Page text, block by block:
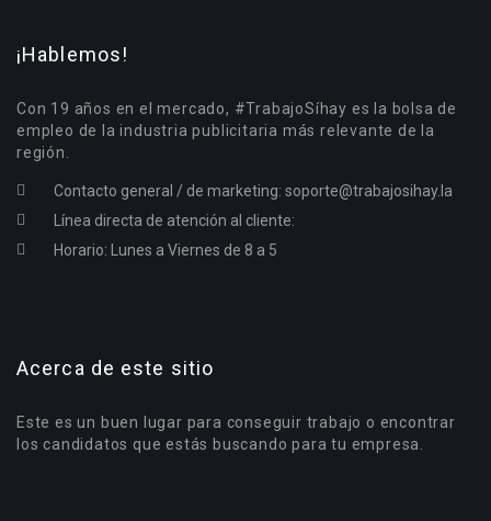
¡Hablemos!
Con 19 años en el mercado, #TrabajoSíhay es la bolsa de
empleo de la industria publicitaria más relevante de la
región.
Contacto general / de marketing: soporte@trabajosihay.la
Línea directa de atención al cliente:
Horario: Lunes a Viernes de 8 a 5
Acerca de este sitio
Este es un buen lugar para conseguir trabajo o encontrar
los candidatos que estás buscando para tu empresa.